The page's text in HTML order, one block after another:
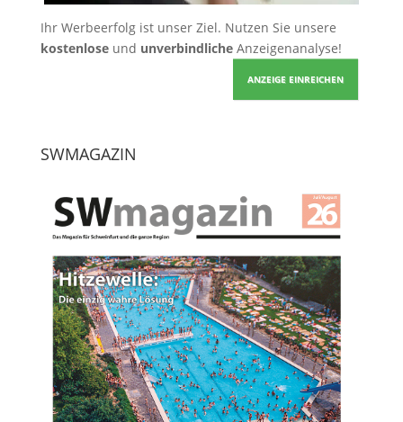
Ihr Werbeerfolg ist unser Ziel. Nutzen Sie unsere
kostenloseund unverbindlicheAnzeigenanalyse!
ANZEIGE EINREICHEN
SWMAGAZIN